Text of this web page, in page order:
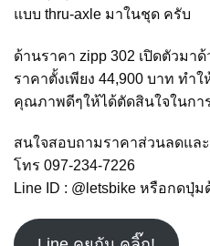
แบบ thru-axle มาในชุด ครับ
ด้านราคา zipp 302 เปิดตัวมา
ราคาตั้งเพียง 44,900 บาท ทำ
คุณภาพดีๆให้ได้ตัดสินใจในกา
สนใจสอบถามราคาส่วนลดแล
โทร 097-234-7226
Line ID : @letsbike หรือกดปุ่